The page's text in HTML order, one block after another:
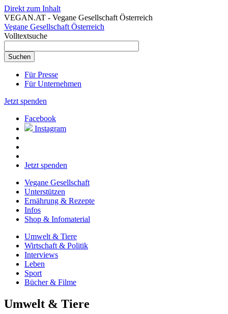
Direkt zum Inhalt
VEGAN.AT - Vegane Gesellschaft Österreich
Vegane Gesellschaft Österreich
Volltextsuche
Für Presse
Für Unternehmen
Jetzt spenden
Facebook
Instagram
Jetzt spenden
Vegane Gesellschaft
Unterstützen
Ernährung & Rezepte
Infos
Shop & Infomaterial
Umwelt & Tiere
Wirtschaft & Politik
Interviews
Leben
Sport
Bücher & Filme
Umwelt & Tiere